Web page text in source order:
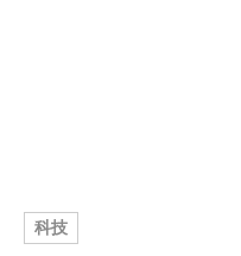
科技